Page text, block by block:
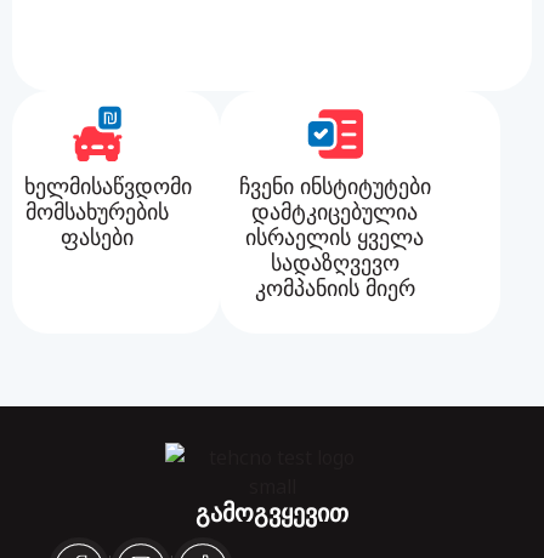
ხელმისაწვდომი
მომსახურების
ფასები
ჩვენი ინსტიტუტები
დამტკიცებულია
ისრაელის ყველა
სადაზღვევო
კომპანიის მიერ
გამოგვყევით